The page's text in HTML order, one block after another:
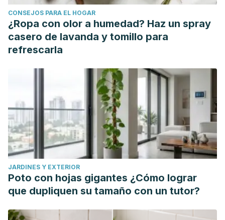
CONSEJOS PARA EL HOGAR
¿Ropa con olor a humedad? Haz un spray
casero de lavanda y tomillo para
refrescarla
JARDINES Y EXTERIOR
Poto con hojas gigantes ¿Cómo lograr
que dupliquen su tamaño con un tutor?